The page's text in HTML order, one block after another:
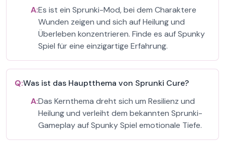
A:Es ist ein Sprunki-Mod, bei dem Charaktere
Wunden zeigen und sich auf Heilung und
Überleben konzentrieren. Finde es auf Spunky
Spiel für eine einzigartige Erfahrung.
Q:Was ist das Hauptthema von Sprunki Cure?
A:Das Kernthema dreht sich um Resilienz und
Heilung und verleiht dem bekannten Sprunki-
Gameplay auf Spunky Spiel emotionale Tiefe.